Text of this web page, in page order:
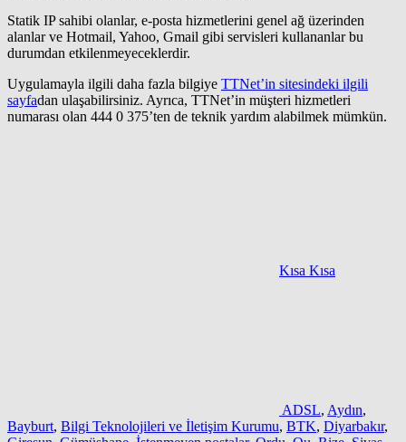
Statik IP sahibi olanlar, e-posta hizmetlerini genel ağ üzerinden
alanlar ve Hotmail, Yahoo, Gmail gibi servisleri kullananlar bu
durumdan etkilenmeyeceklerdir.
Uygulamayla ilgili daha fazla bilgiye TTNet’in sitesindeki ilgili
sayfadan ulaşabilirsiniz. Ayrıca, TTNet’in müşteri hizmetleri
numarası olan 444 0 375’ten de teknik yardım alabilmek mümkün.
Kısa Kısa
ADSL, Aydın,
Bayburt, Bilgi Teknolojileri ve İletişim Kurumu, BTK, Diyarbakır,